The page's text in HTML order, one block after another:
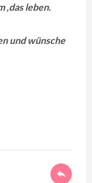
,das leben.
und wünsche